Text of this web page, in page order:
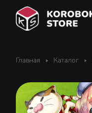
Главная Каталог